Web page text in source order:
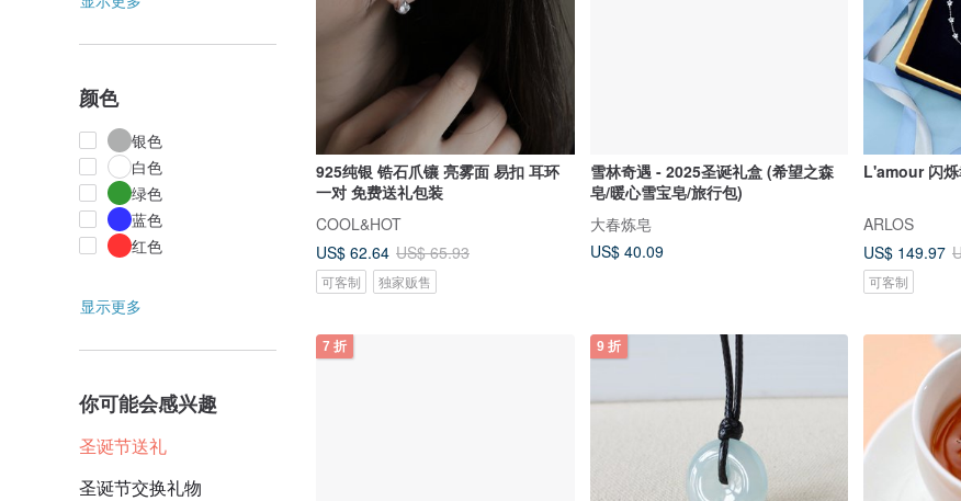
颜色
银色
白色
绿色
蓝色
红色
显示更多
你可能会感兴趣
圣诞节送礼
圣诞节交换礼物
925纯银 锆石爪镶 亮雾面 易扣 耳环
一对 免费送礼包装
COOL&HOT
US$ 62.64 US$ 65.93
可客制 独家贩售
雪林奇遇 - 2025圣诞礼盒 (希望之森
皂/暖心雪宝皂/旅行包)
大春炼皂
US$ 40.09
L'amour 闪
ARLOS
US$ 149.97
可客制
7 折 9 折